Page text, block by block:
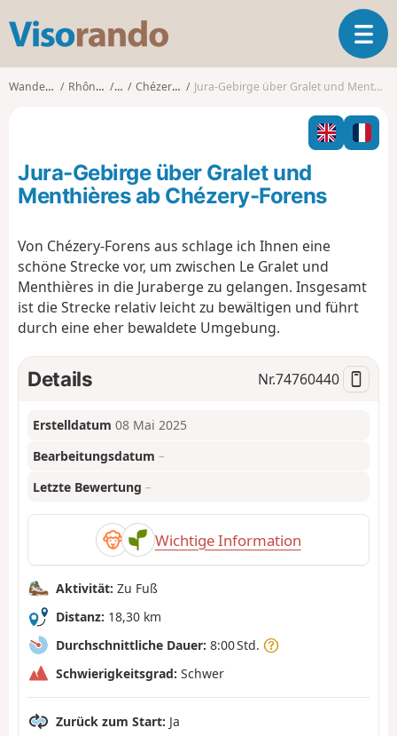
s
o
o
T
o
l
n
i
Wanderungen Rhône-Alpes Ain Chézery-Forens Jura-Gebirge über Gralet und Menthières ab Chézery-Forens
Jura-Gebirge über Gralet und
Menthières ab Chézery-Forens
Von Chézery-Forens aus schlage ich Ihnen eine
schöne Strecke vor, um zwischen Le Gralet und
Menthières in die Juraberge zu gelangen. Insgesamt
ist die Strecke relativ leicht zu bewältigen und führt
durch eine eher bewaldete Umgebung.
Details Nr.74760440
Erstelldatum 08 Mai 2025
Bearbeitungsdatum –
Letzte Bewertung –
Wichtige Information
Aktivität: Zu Fuß
Distanz: 18,30 km
Durchschnittliche Dauer: 8:00 Std.
Schwierigkeitsgrad: Schwer
Zurück zum Start: Ja